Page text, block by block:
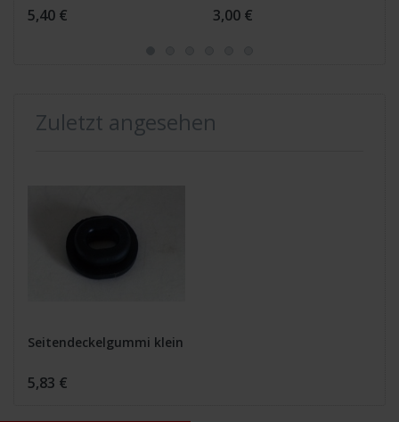
5,40 € 3,00 €
Zuletzt angesehen
Seitendeckelgummi klein
5,83 €